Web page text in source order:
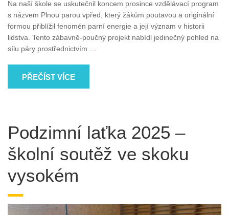
Na naší škole se uskutečnil koncem prosince vzdělávací program
s názvem Plnou parou vpřed, který žákům poutavou a originální
formou přiblížil fenomén parní energie a její význam v historii
lidstva. Tento zábavně-poučný projekt nabídl jedinečný pohled na
sílu páry prostřednictvím
PŘEČÍST VÍCE
Podzimní laťka 2025 –
školní soutěž ve skoku
vysokém